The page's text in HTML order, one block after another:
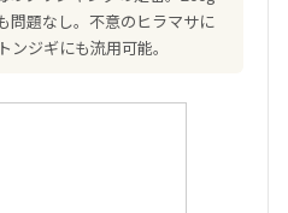
問題なし。不意のヒラマサに
ジギにも流用可能。